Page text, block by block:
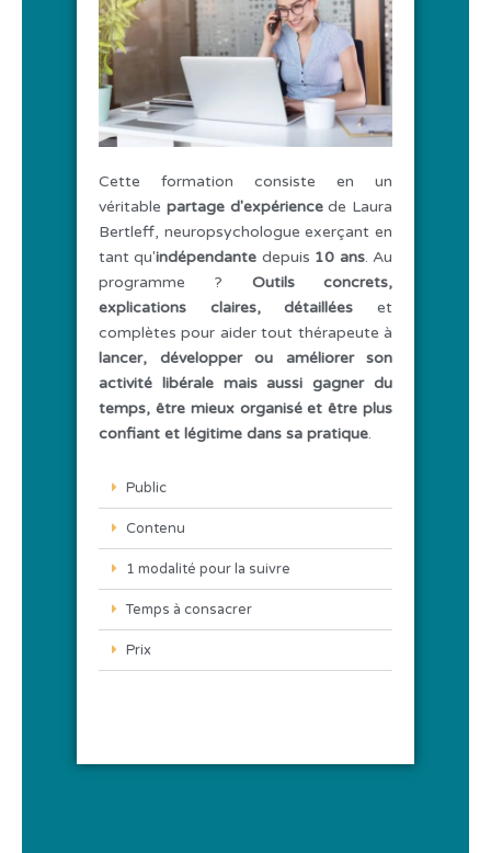
Cette formation consiste en un
véritable partage d'expériencede Laura
Bertleff, neuropsychologue exerçant en
tant qu'indépendante depuis 10 ans. Au
programme ? Outils concrets,
explications claires, détaillées et
complètes pour aider tout thérapeute à
lancer, développer ou améliorer son
activité libérale mais aussi gagner du
temps, être mieux organisé et être plus
confiant et légitime dans sa pratique.
Public
Contenu
1 modalité pour la suivre
Temps à consacrer
Prix